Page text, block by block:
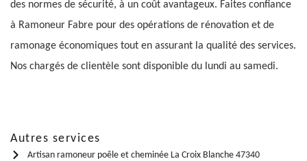
des normes de sécurité, à un coût avantageux. Faites confiance
à Ramoneur Fabre pour des opérations de rénovation et de
ramonage économiques tout en assurant la qualité des services.
Nos chargés de clientèle sont disponible du lundi au samedi.
Autres services
Artisan ramoneur poêle et cheminée La Croix Blanche 47340